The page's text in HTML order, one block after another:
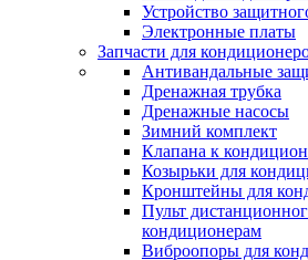
Устройство
Электронные платы
Запчасти для
Антивандальные
Дренажная трубка
Дренажные насосы
Зимний комплект
Клапана к
Козырьки для
Кронштейны для
Пульт
кондиционерам
Виброопоры для